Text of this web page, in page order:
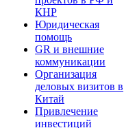
КНР
Юридическая
помощь
GR и внешние
коммуникации
Организация
деловых визитов в
Китай
Привлечение
инвестиций